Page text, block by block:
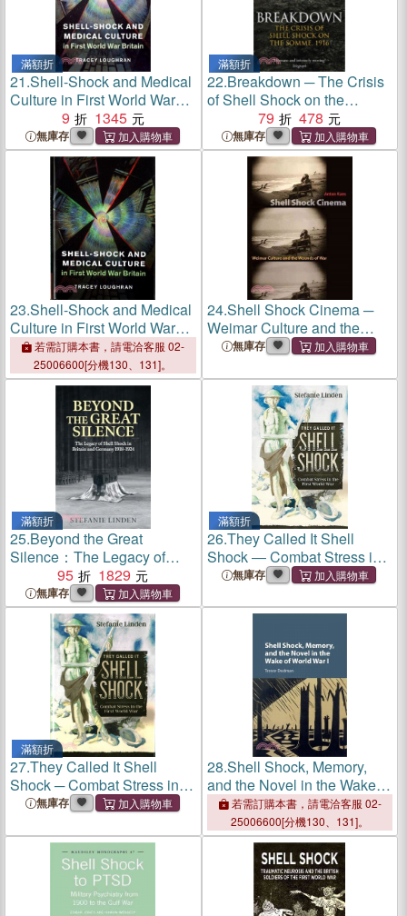
滿額折
21.Shell-Shock and Medical
Culture in First World War
9 1345
無庫存
滿額折
22.Breakdown ─ The Crisis
of Shell Shock on the
79 478
無庫存
23.Shell-Shock and Medical
Culture in First World War
Britain若需訂購本書，請電洽客服 02-
25006600[分機130、131]。
24.Shell Shock Cinema ─
Weimar Culture and the
Wounds of War
無庫存
滿額折
25.Beyond the Great
Silence：The Legacy of
Shell Shock in Britain and
Germany, 1918-1924
95 1829
無庫存
滿額折
26.They Called It Shell
Shock ― Combat Stress in
the First World War
無庫存
滿額折
27.They Called It Shell
Shock ─ Combat Stress in
the First World War
無庫存
28.Shell Shock, Memory,
and the Novel in the Wake of
World War I
若需訂購本書，請電洽客服 02-
25006600[分機130、131]。